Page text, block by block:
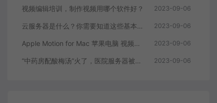
视频编辑培训，制作视频用哪个软件好？ 2023-09-06
云服务器是什么？你需要知道这些基本知识 2023-09-06
Apple Motion for Mac 苹果电脑 视频编辑软件 2023-09-06
“中药房配酸梅汤”火了，医院服务器被挤爆，网友：更适合中国宝宝体质 2023-09-06